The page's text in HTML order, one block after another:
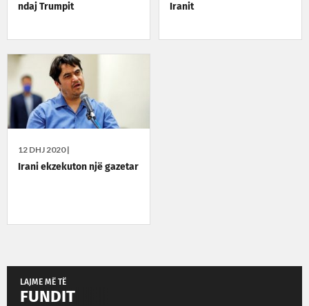
ndaj Trumpit Iranit
12 DHJ 2020 |
Irani ekzekuton një gazetar
LAJME MË TË
FUNDIT